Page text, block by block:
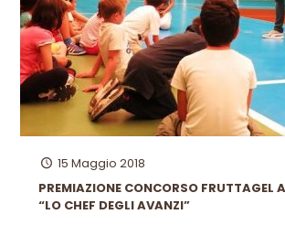
15 Maggio 2018
PREMIAZIONE CONCORSO FRUTTAGEL
“LO CHEF DEGLI AVANZI”